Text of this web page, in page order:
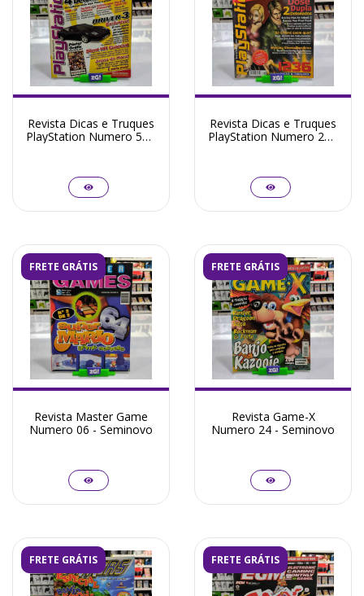
Revista Dicas e Truques
PlayStation Numero 59 -
Revista Dicas e Truques
PlayStation Numero 28 -
FRETE GRÁTIS
Revista Master Game
Numero 06 - Seminovo
FRETE GRÁTIS
Revista Game-X
Numero 24 - Seminovo
FRETE GRÁTIS FRETE GRÁTIS